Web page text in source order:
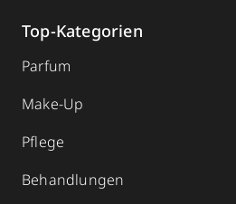
Top-Kategorien
Parfum
Make-Up
Pflege
Behandlungen